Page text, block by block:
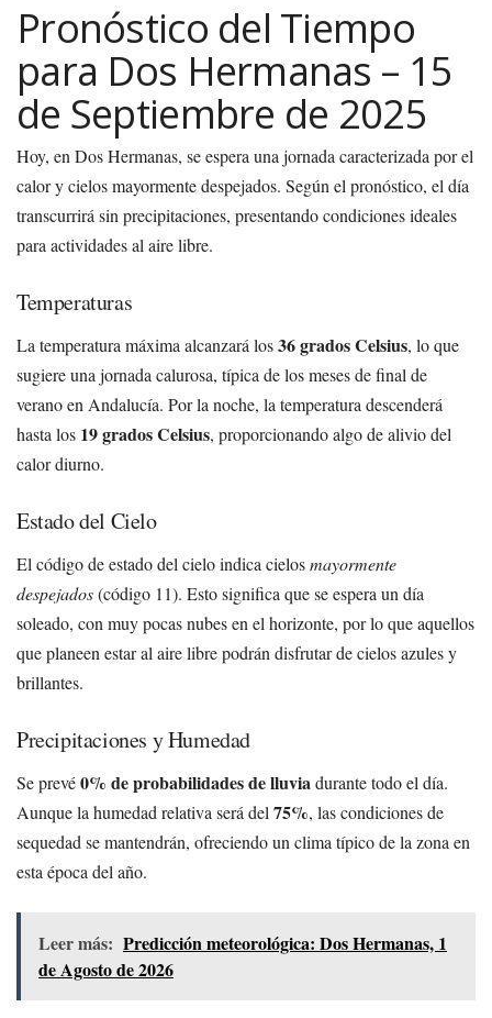
Pronóstico del Tiempo
para Dos Hermanas – 15
de Septiembre de 2025
Hoy, en Dos Hermanas, se espera una jornada caracterizada por el
calor y cielos mayormente despejados. Según el pronóstico, el día
transcurrirá sin precipitaciones, presentando condiciones ideales
para actividades al aire libre.
Temperaturas
La temperatura máxima alcanzará los36 grados Celsius, lo que
sugiere una jornada calurosa, típica de los meses de final de
verano en Andalucía. Por la noche, la temperatura descenderá
hasta los 19 grados Celsius, proporcionando algo de alivio del
calor diurno.
Estado del Cielo
El código de estado del cielo indica cielosmayormente
despejados(código 11). Esto significa que se espera un día
soleado, con muy pocas nubes en el horizonte, por lo que aquellos
que planeen estar al aire libre podrán disfrutar de cielos azules y
brillantes.
Precipitaciones y Humedad
Se prevé0% de probabilidades de lluviadurante todo el día.
Aunque la humedad relativa será del75%, las condiciones de
sequedad se mantendrán, ofreciendo un clima típico de la zona en
esta época del año.
Leer más: Predicción meteorológica: Dos Hermanas, 1
de Agosto de 2026